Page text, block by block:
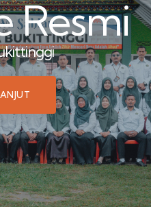
Resmi